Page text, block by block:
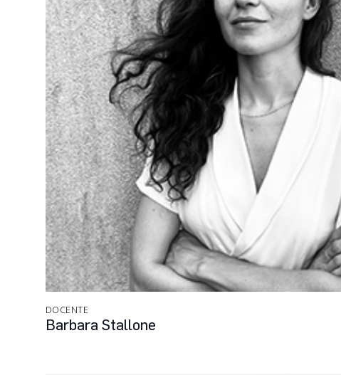
DOCENTE
Barbara Stallone